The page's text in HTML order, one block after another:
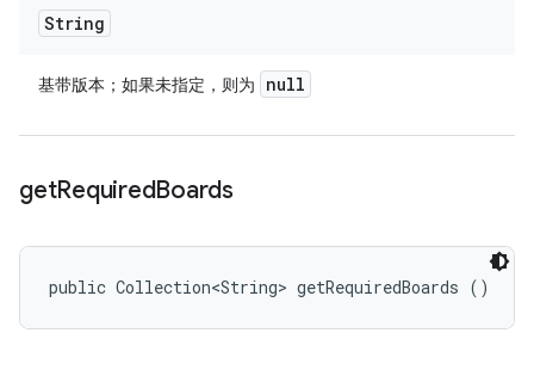
String
基带版本；如果未指定，则为 null
getRequiredBoards
public Collection<String> getRequiredBoards ()